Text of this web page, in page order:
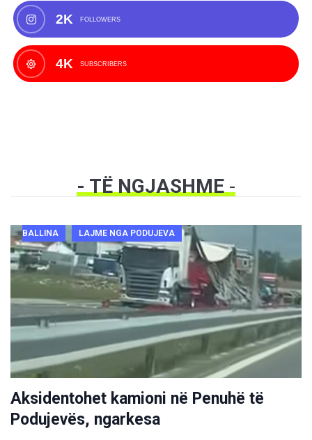
2K FOLLOWERS
4K SUBSCRIBERS
- TË NGJASHME-
BALLINA LAJME NGA PODUJEVA
Aksidentohet kamioni në Penuhë të
Podujevës, ngarkesa